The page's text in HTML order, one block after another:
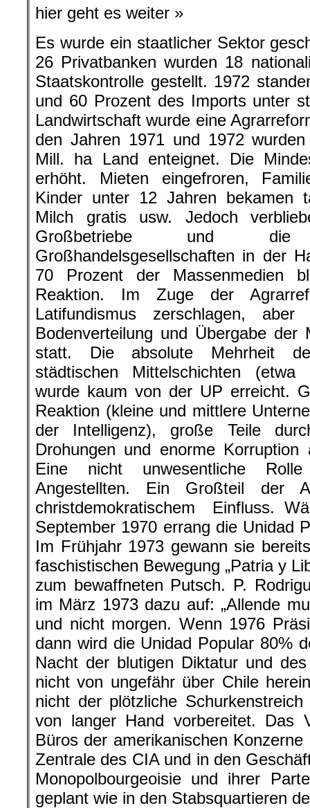
hier geht es weiter »
Es wurde ein staatlicher Sektor
26 Privatbanken wurden 18
Staatskontrolle gestellt. 1972
und 60 Prozent des Imports unter
Landwirtschaft wurde eine
den Jahren 1971 und 1972
Mill. ha Land enteignet. Die
erhöht. Mieten eingefroren,
Kinder unter 12 Jahren bekamen
Milch gratis usw. Jedoch
Großbetriebe und
Großhandelsgesellschaften in der
70 Prozent der Massenmedien
Reaktion. Im Zuge der
Latifundismus zerschlagen,
Bodenverteilung und Übergabe der
statt. Die absolute Mehrheit
städtischen Mittelschichten (etwa
wurde kaum von der UP erreicht.
Reaktion (kleine und mittlere
der Intelligenz), große Teile
Drohungen und enorme
Eine nicht unwesentliche
Angestellten. Ein Großteil der
christdemokratischem Einfluss.
September 1970 errang die Unidad
Im Frühjahr 1973 gewann sie
faschistischen Bewegung „Patria y
zum bewaffneten Putsch. P.
im März 1973 dazu auf: „Allende
und nicht morgen. Wenn 1976
dann wird die Unidad Popular 80%
Nacht der blutigen Diktatur und
nicht von ungefähr über Chile
nicht der plötzliche
von langer Hand vorbereitet. Das
Büros der amerikanischen
Zentrale des CIA und in den
Monopolbourgeoisie und ihrer
geplant wie in den Stabsquartieren